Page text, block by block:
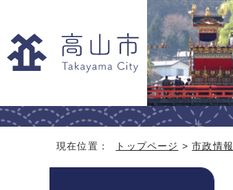
現在位置： トップページ >市政情報